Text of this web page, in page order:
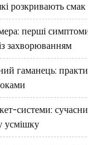
розкривають
перші
захворюванням
гаманець:
системи:
усмішку